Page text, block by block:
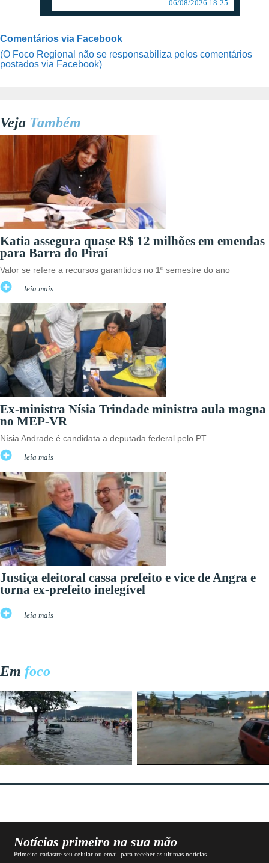
06/08/2026 18:25
Comentários via Facebook
(O Foco Regional não se responsabiliza pelos comentários
postados via Facebook)
Veja Também
Katia assegura quase R$ 12 milhões em emendas
para Barra do Piraí
Valor se refere a recursos garantidos no 1º semestre do ano
leia mais
Ex-ministra Nísia Trindade ministra aula magna
no MEP-VR
Nísia Andrade é candidata a deputada federal pelo PT
leia mais
Justiça eleitoral cassa prefeito e vice de Angra e
torna ex-prefeito inelegível
leia mais
Em foco
Notícias primeiro na sua mão
Primeiro cadastre seu celular ou email para receber as ultimas notícias.